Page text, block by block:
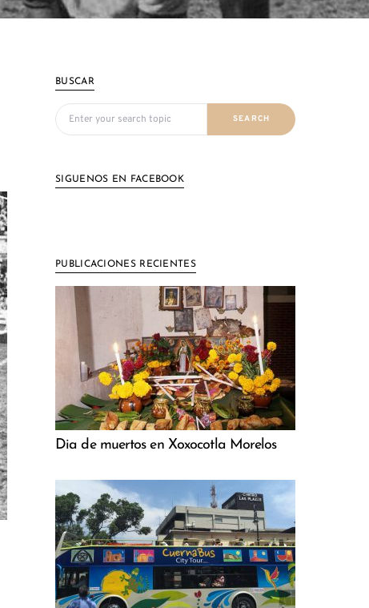
BUSCAR
Search for:
SEARCH
SIGUENOS EN FACEBOOK
PUBLICACIONES RECIENTES
Dia de muertos en Xoxocotla Morelos